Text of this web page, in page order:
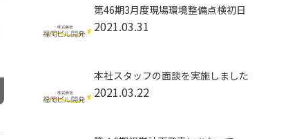
第46期3月度現場環境整備点検初日
2021.03.31
本社スタッフの面談を実施しました
2021.03.22